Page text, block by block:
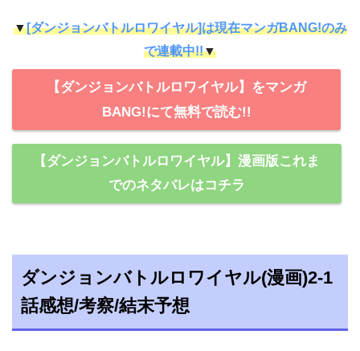
▼[ダンジョンバトルロワイヤル]は現在マンガBANG!のみ
で連載中!!▼
【ダンジョンバトルロワイヤル】をマンガ
BANG!にて無料で読む!!
【ダンジョンバトルロワイヤル】漫画版これま
でのネタバレはコチラ
ダンジョンバトルロワイヤル(漫画)2-1
話感想/考察/結末予想